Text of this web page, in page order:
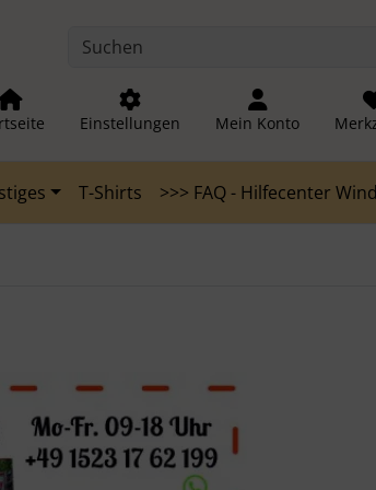
Springe zu den
Einstellungen Mein Konto
T-Shirts >>> FAQ - Hilfecenter